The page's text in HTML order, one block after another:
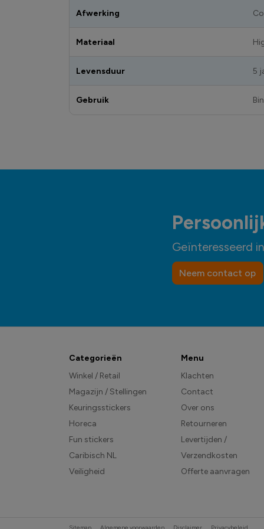
Afwerking
Materiaal
Levensduur 5
Gebruik
Geïnteresseerd
Neem contact op
Categorieën
Winkel / Retail
Magazijn / Stellingen
Keuringsstickers
Horeca
Fun stickers
Caribisch NL
Veiligheid
Menu
Klachten
Contact
Over ons
Retourneren
Levertijden /
Verzendkosten
Offerte aanvragen